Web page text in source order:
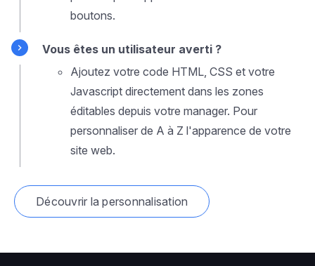
boutons.
Vous êtes un utilisateur averti ?
Ajoutez votre code HTML, CSS et votre
Javascript directement dans les zones
éditables depuis votre manager. Pour
personnaliser de A à Z l'apparence de votre
site web.
Découvrir la personnalisation